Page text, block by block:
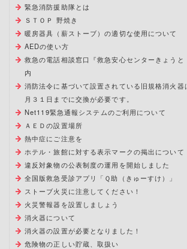
緊急消防援助隊とは
ＳＴＯＰ 野焼き
暖房器具（薪ストーブ）の適切な使用について
AEDの使い方
救急の電話相談窓口『救急安心センターきょう
内
消防法令に基づいて設置されている旧規格消火器
月３１日までに交換が必要です。
Net119緊急通報システムのご利用について
ＡＥＤの設置場所
熱中症にご注意を
ホテル・旅館に対する表示マークの掲出について
違反対象物の公表制度の運用を開始しました
全国版救急受診アプリ「Ｑ助（きゅーすけ）」
ストーブ火災に注意してください！
火災警報器を設置しましょう
消火器について
消火器の設置が必要となりました！
危険物の正しい貯蔵、取扱い